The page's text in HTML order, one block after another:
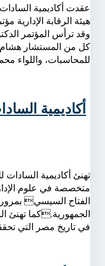
عقدت أكاديمية السادات
هيئة الرقابة الإدارية
وقد ترأس المؤتمر
كل من المستشار هشام
للمحاسبات، واللواء
أكاديمية
تهنئ أكاديمية السادات
متخصصة في علوم
الفتاح السيسي
الجمهورية.كما تهنئ
في تاريخ مصر التي